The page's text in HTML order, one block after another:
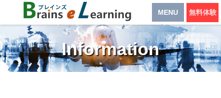
Information
MENU 無料体験